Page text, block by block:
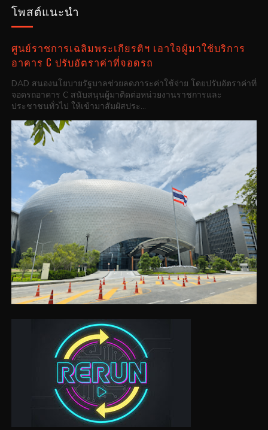
โพสต์แนะนำ
ศูนย์ราชการเฉลิมพระเกียรติฯ เอาใจผู้มาใช้บริการ
อาคาร C ปรับอัตราค่าที่จอดรถ
DAD สนองนโยบายรัฐบาลช่วยลดภาระค่าใช้จ่าย โดยปรับอัตราค่าที่
จอดรถอาคาร C สนับสนุนผู้มาติดต่อหน่วยงานราชการและ
ประชาชนทั่วไป ให้เข้ามาสัมผัสประ...